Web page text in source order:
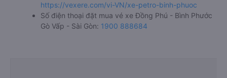
https://vexere.com/vi-VN/xe-petro-binh-phuoc
Số điện thoại đặt mua vé xe Đồng Phú - Bình Phước
Gò Vấp - Sài Gòn: 1900 888684